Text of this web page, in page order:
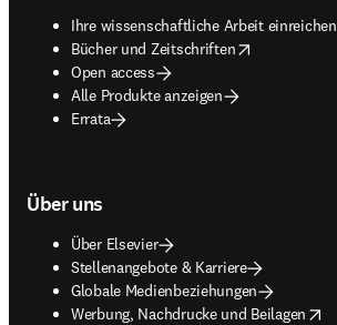
Ihre wissenschaftliche Arbeit einreichen
Bücher und Zeitschriften
opens in new tab/window
Open access
Alle Produkte anzeigen
Errata
Über uns
Über Elsevier
Stellenangebote & Karriere
Globale Medienbeziehungen
Werbung, Nachdrucke und Beilagen
opens in new tab/window